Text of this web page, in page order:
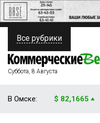
ПОЛИТИКА
ФИНАНСЫ
Все рубрики
Суббота, 8 Августа
В Омске: $ 82,1665